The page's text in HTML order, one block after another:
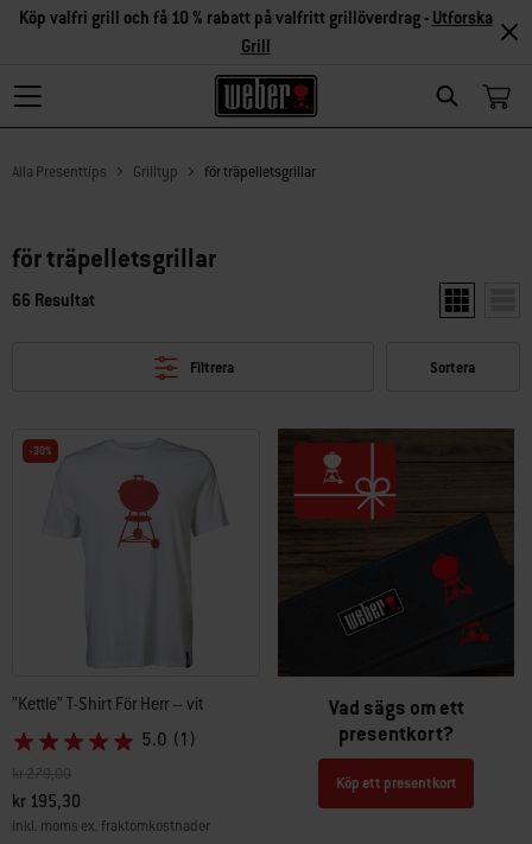
Search
Köp valfri grill och få 10 % rabatt på valfritt grillöverdrag - Utforska
Grill
Alla Presenttips Grilltyp för träpelletsgrillar
för träpelletsgrillar
66 Resultat Visa två
Filtrera Sortera
-30%
”Kettle” T-Shirt För Herr – vit
5.0 (1)
Pris reducerat från
kr 279,00till
kr 195,30
inkl. moms ex. fraktomkostnader
Vad sägs om ett
presentkort?
Köp ett presentkort